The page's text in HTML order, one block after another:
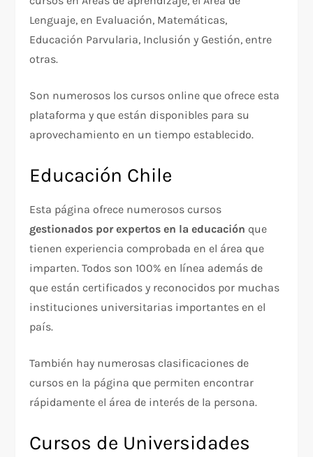
Lenguaje, en Evaluación, Matemáticas,
Educación Parvularia, Inclusión y Gestión, entre
otras.
Son numerosos los cursos online que ofrece esta
plataforma y que están disponibles para su
aprovechamiento en un tiempo establecido.
Educación Chile
Esta página ofrece numerosos cursos
gestionados por expertos en la educación que
tienen experiencia comprobada en el área que
imparten. Todos son 100% en línea además de
que están certificados y reconocidos por muchas
instituciones universitarias importantes en el
país.
También hay numerosas clasificaciones de
cursos en la página que permiten encontrar
rápidamente el área de interés de la persona.
Cursos de Universidades